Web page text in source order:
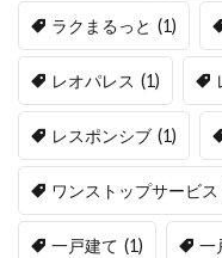
ラクまるっと (1)
レオパレス (1)
レスポンシブ (1)
ワンストップサービス
一戸建て (1) 一